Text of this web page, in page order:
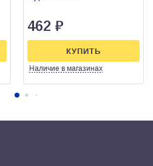
462 ₽
Наличие в магазинах
КУПИТЬ